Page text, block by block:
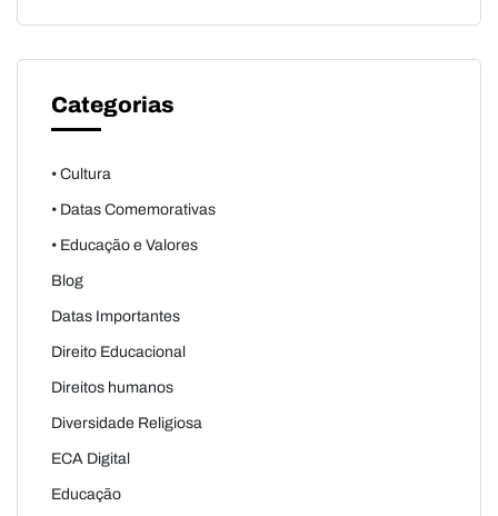
Categorias
• Cultura
• Datas Comemorativas
• Educação e Valores
Blog
Datas Importantes
Direito Educacional
Direitos humanos
Diversidade Religiosa
ECA Digital
Educação